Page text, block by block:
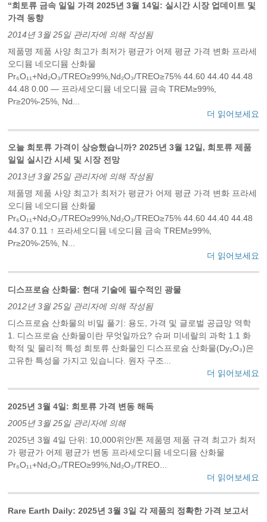
“희토류 금속 일일 가격 2025년 3월 14일: 실시간 시장 업데이트 및
가격 동향
2014년 3월 25일 관리자에 의해 작성됨
제품명 제품 사양 최고가 최저가 평균가 어제 평균 가격 변화 프라세
오디뮴 네오디뮴 산화물
Pr₆O₁₁+Nd₂O₃/TREO≥99%,Nd₂O₃/TREO≥75% 44.60 44.40 44.48
44.48 0.00 — 프라세오디뮴 네오디뮴 금속 TREM≥99%,
Pr≥20%-25%, Nd...
더 읽어보세요
오늘 희토류 가격이 상승했습니까? 2025년 3월 12일, 희토류 제품
일일 실시간 시세 및 시장 전망
2013년 3월 25일 관리자에 의해 작성됨
제품명 제품 사양 최고가 최저가 평균가 어제 평균 가격 변화 프라세
오디뮴 네오디뮴 산화물
Pr₆O₁₁+Nd₂O₃/TREO≥99%,Nd₂O₃/TREO≥75% 44.60 44.40 44.48
44.37 0.11 ↑ 프라세오디뮴 네오디뮴 금속 TREM≥99%,
Pr≥20%-25%, N...
더 읽어보세요
‌디스프로슘 산화물: 현대 기술에 필수적인 광물
2012년 3월 25일 관리자에 의해 작성됨
디스프로슘 산화물의 비밀 풀기: 용도, 가격 및 글로벌 공급망 역학
‌1. 디스프로슘 산화물이란 무엇일까요? 슈퍼 미네랄의 과학 ‌1.1 화
학적 및 물리적 특성‌ 희토류 산화물인 디스프로슘 산화물(Dy₂O₃)은
고유한 특성을 가지고 있습니다. ‌원자 구조...
더 읽어보세요
2025년 3월 4일: 희토류 가격 변동 해독
2005년 3월 25일 관리자에 의해
2025년 3월 4일 단위: 10,000위안/톤 제품명 제품 규격 최고가 최저
가 평균가 어제 평균가 변동 프라세오디뮴 네오디뮴 산화물
Pr₆O₁₁+Nd₂O₃/TREO≥99%,Nd₂O₃/TREO...
더 읽어보세요
Rare Earth Daily: 2025년 3월 3일 각 제품의 정확한 가격 보고서